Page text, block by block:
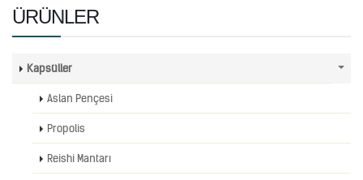
ÜRÜNLER
Kapsüller
Aslan Pençesi
Propolis
Reishi Mantarı